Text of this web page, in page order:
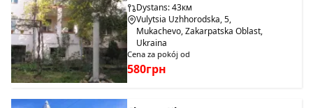
Dystans: 43км
Vulytsia Uzhhorodska, 5,
Mukachevo, Zakarpatska Oblast,
Ukraina
Cena za pokój od
580грн